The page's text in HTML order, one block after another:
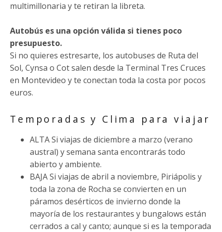
multimillonaria y te retiran la libreta.
Autobús es una opción válida si tienes poco
presupuesto.
Si no quieres estresarte, los autobuses de Ruta del
Sol, Cynsa o Cot salen desde la Terminal Tres Cruces
en Montevideo y te conectan toda la costa por pocos
euros.
Temporadas y Clima para viajar
ALTA Si viajas de diciembre a marzo (verano
austral) y semana santa encontrarás todo
abierto y ambiente.
BAJA Si viajas de abril a noviembre, Piriápolis y
toda la zona de Rocha se convierten en un
páramos desérticos de invierno donde la
mayoría de los restaurantes y bungalows están
cerrados a cal y canto; aunque si es la temporada